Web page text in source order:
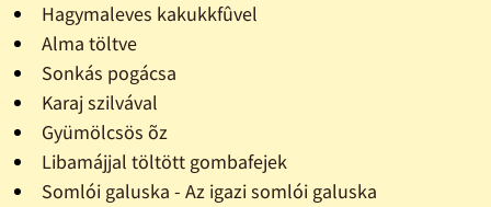
Hagymaleves kakukkfûvel
Alma töltve
Sonkás pogácsa
Karaj szilvával
Gyümölcsös õz
Libamájjal töltött gombafejek
Somlói galuska - Az igazi somlói galuska